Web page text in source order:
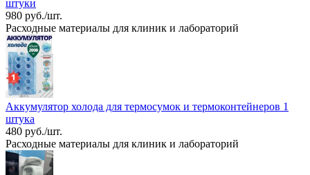
штуки
980 руб./шт.
Расходные материалы для клиник и лабораторий
Аккумулятор холода для термосумок и термоконтейнеров 1
штука
480 руб./шт.
Расходные материалы для клиник и лабораторий